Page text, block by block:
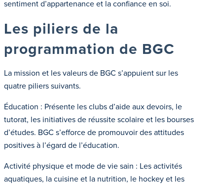
sentiment d’appartenance et la confiance en soi.
Les piliers de la
programmation de BGC
La mission et les valeurs de BGC s’appuient sur les
quatre piliers suivants.
Éducation : Présente les clubs d’aide aux devoirs, le
tutorat, les initiatives de réussite scolaire et les bourses
d’études. BGC s’efforce de promouvoir des attitudes
positives à l’égard de l’éducation.
Activité physique et mode de vie sain : Les activités
aquatiques, la cuisine et la nutrition, le hockey et les